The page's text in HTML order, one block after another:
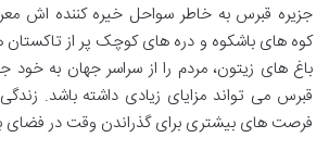
جزیره قبرس به خاطر سواحل خیره کننده اش
کوه های باشکوه و دره های کوچک پر از تاکستان
باغ های زیتون، مردم را از سراسر جهان به
قبرس می تواند مزایای زیادی داشته باشد.
فرصت های بیشتری برای گذراندن وقت در فضای